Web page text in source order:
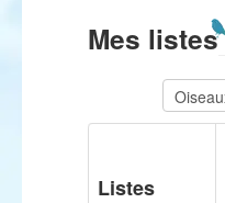
Mes listes
Listes